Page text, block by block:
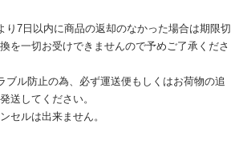
り7日以内に商品の返却のなかった場合は期限切
を一切お受けできませんので予めご了承くださ
ブル防止の為、必ず運送便もしくはお荷物の追
送してください。
セルは出来ません。